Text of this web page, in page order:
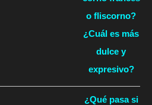
o fliscorno?
¿Cuál es más
dulce y
expresivo?
¿Qué pasa si